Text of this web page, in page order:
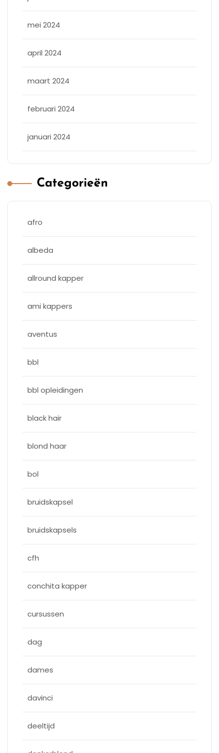
mei 2024
april 2024
maart 2024
februari 2024
januari 2024
Categorieën
afro
albeda
allround kapper
ami kappers
aventus
bbl
bbl opleidingen
black hair
blond haar
bol
bruidskapsel
bruidskapsels
cfh
conchita kapper
cursussen
dag
dames
davinci
deeltijd